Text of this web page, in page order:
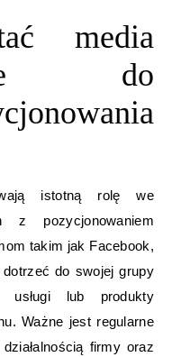
media
do
istotną rolę we
z pozycjonowaniem
takim jak Facebook,
do swojej grupy
usługi lub produkty
Ważne jest regularne
firmy oraz